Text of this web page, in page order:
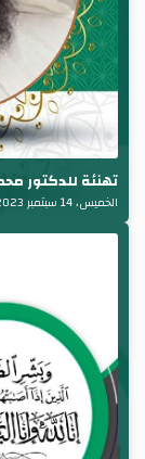
تهنئة للدكتور
الخميس، 14 سبتمبر 2023